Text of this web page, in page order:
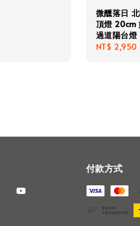
微醺落日
頂燈 20cm
過道陽台燈
Regular
NT$ 2,950
付款方式